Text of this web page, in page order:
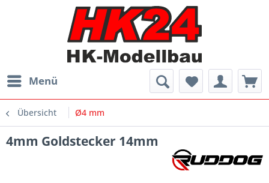
Menü
Übersicht Ø4 mm
4mm Goldstecker 14mm